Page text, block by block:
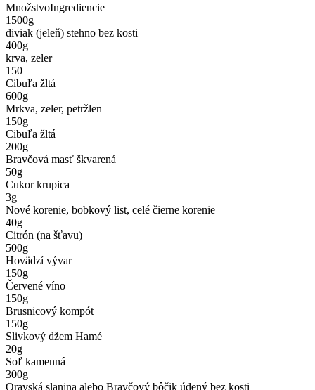
MnožstvoIngrediencie
1500g
diviak (jeleň) stehno bez kosti
400g
krva, zeler
150
Cibuľa žltá
600g
Mrkva, zeler, petržlen
150g
Cibuľa žltá
200g
Bravčová masť škvarená
50g
Cukor krupica
3g
Nové korenie, bobkový list, celé čierne korenie
40g
Citrón (na šťavu)
500g
Hovädzí vývar
150g
Červené víno
150g
Brusnicový kompót
150g
Slivkový džem Hamé
20g
Soľ kamenná
300g
Oravská slanina alebo Bravčový bôčik údený bez kosti